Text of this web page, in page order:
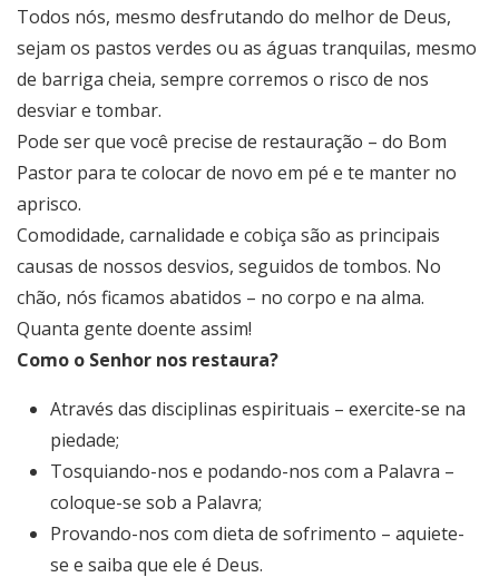
Todos nós, mesmo desfrutando do melhor de Deus,
sejam os pastos verdes ou as águas tranquilas, mesmo
de barriga cheia, sempre corremos o risco de nos
desviar e tombar.
Pode ser que você precise de restauração – do Bom
Pastor para te colocar de novo em pé e te manter no
aprisco.
Comodidade, carnalidade e cobiça são as principais
causas de nossos desvios, seguidos de tombos. No
chão, nós ficamos abatidos – no corpo e na alma.
Quanta gente doente assim!
Como o Senhor nos restaura?
Através das disciplinas espirituais – exercite-se na
piedade;
Tosquiando-nos e podando-nos com a Palavra –
coloque-se sob a Palavra;
Provando-nos com dieta de sofrimento – aquiete-
se e saiba que ele é Deus.